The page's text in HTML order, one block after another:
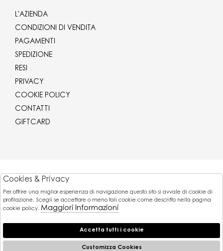
L'AZIENDA
CONDIZIONI DI VENDITA
PAGAMENTI
SPEDIZIONE
RESI
PRIVACY
COOKIE POLICY
CONTATTI
GIFTCARD
Powered by
Pagamenti
Cookies & Privacy
Per offrire una miglior esperienza di navigazione questo sito si avvale di cookie di
profilazione. Scegli se accettare o meno tali cookie come descritto nella pagina
cookie policy. Maggiori Informazioni
Accetta tutti i cookie
Customizza Cookies